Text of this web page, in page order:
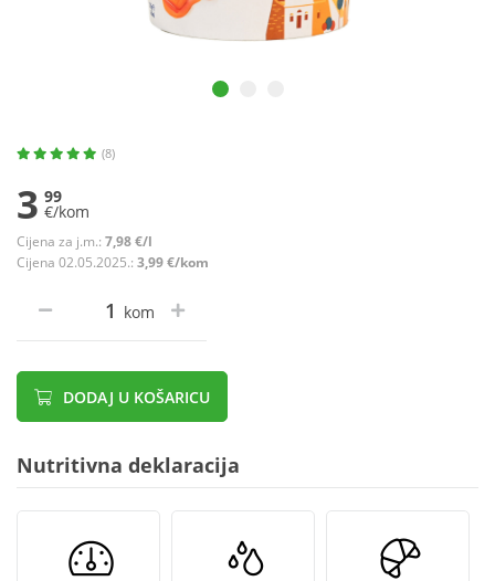
(8)
3 99
€/kom
Cijena za j.m.: 7,98 €/l
Cijena 02.05.2025.: 3,99 €/kom
kom
DODAJ U KOŠARICU
Nutritivna deklaracija